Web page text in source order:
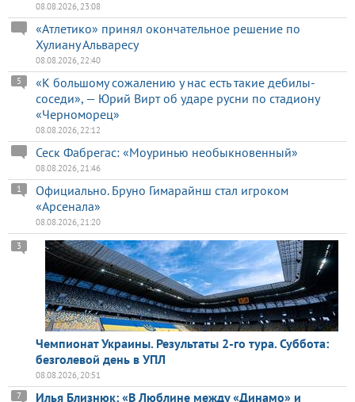
08.08.2026, 23:08
«Атлетико» принял окончательное решение по
Хулиану Альваресу
08.08.2026, 22:40
«К большому сожалению у нас есть такие дебилы-
соседи», — Юрий Вирт об ударе русни по стадиону
«Черноморец»
5
08.08.2026, 22:12
Сеск Фабрегас: «Моуринью необыкновенный»
08.08.2026, 21:46
Официально. Бруно Гимарайнш стал игроком
«Арсенала»
1
08.08.2026, 21:20
Чемпионат Украины. Результаты 2-го тура. Суббота:
безголевой день в УПЛ
3
08.08.2026, 20:51
Илья Близнюк: «В Люблине между «Динамо» и
7